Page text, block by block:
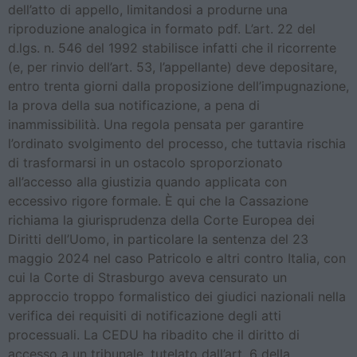
dell’atto di appello, limitandosi a produrne una
riproduzione analogica in formato pdf. L’art. 22 del
d.lgs. n. 546 del 1992 stabilisce infatti che il ricorrente
(e, per rinvio dell’art. 53, l’appellante) deve depositare,
entro trenta giorni dalla proposizione dell’impugnazione,
la prova della sua notificazione, a pena di
inammissibilità. Una regola pensata per garantire
l’ordinato svolgimento del processo, che tuttavia rischia
di trasformarsi in un ostacolo sproporzionato
all’accesso alla giustizia quando applicata con
eccessivo rigore formale. È qui che la Cassazione
richiama la giurisprudenza della Corte Europea dei
Diritti dell’Uomo, in particolare la sentenza del 23
maggio 2024 nel caso Patricolo e altri contro Italia, con
cui la Corte di Strasburgo aveva censurato un
approccio troppo formalistico dei giudici nazionali nella
verifica dei requisiti di notificazione degli atti
processuali. La CEDU ha ribadito che il diritto di
accesso a un tribunale, tutelato dall’art. 6 della